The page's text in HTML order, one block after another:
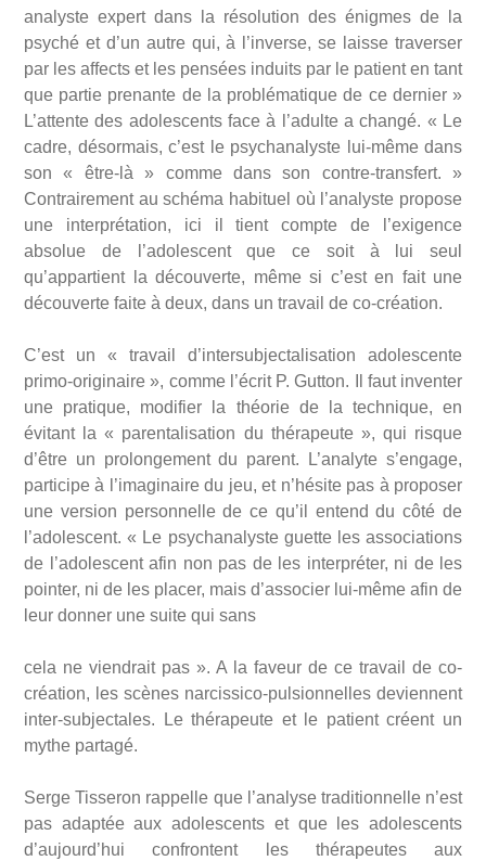
analyste expert dans la résolution des énigmes de la
psyché et d’un autre qui, à l’inverse, se laisse traverser
par les affects et les pensées induits par le patient en tant
que partie prenante de la problématique de ce dernier »
L’attente des adolescents face à l’adulte a changé. « Le
cadre, désormais, c’est le psychanalyste lui-même dans
son « être-là » comme dans son contre-transfert. »
Contrairement au schéma habituel où l’analyste propose
une interprétation, ici il tient compte de l’exigence
absolue de l’adolescent que ce soit à lui seul
qu’appartient la découverte, même si c’est en fait une
découverte faite à deux, dans un travail de co-création.
C’est un « travail d’intersubjectalisation adolescente
primo-originaire », comme l’écrit P. Gutton. Il faut inventer
une pratique, modifier la théorie de la technique, en
évitant la « parentalisation du thérapeute », qui risque
d’être un prolongement du parent. L’analyte s’engage,
participe à l’imaginaire du jeu, et n’hésite pas à proposer
une version personnelle de ce qu’il entend du côté de
l’adolescent. « Le psychanalyste guette les associations
de l’adolescent afin non pas de les interpréter, ni de les
pointer, ni de les placer, mais d’associer lui-même afin de
leur donner une suite qui sans
cela ne viendrait pas ». A la faveur de ce travail de co-
création, les scènes narcissico-pulsionnelles deviennent
inter-subjectales. Le thérapeute et le patient créent un
mythe partagé.
Serge Tisseron rappelle que l’analyse traditionnelle n’est
pas adaptée aux adolescents et que les adolescents
d’aujourd’hui confrontent les thérapeutes aux